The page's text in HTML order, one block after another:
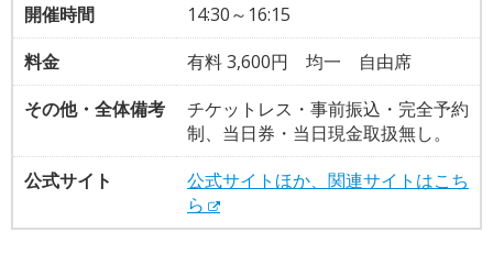
開催時間
14:30～16:15
料金
有料 3,600円 均一 自由席
その他・全体備考
チケットレス・事前振込・完全予約
制、当日券・当日現金取扱無し。
公式サイト
公式サイトほか、関連サイトはこち
ら